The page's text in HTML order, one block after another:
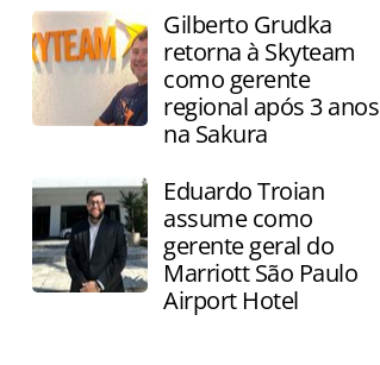
Gilberto Grudka
retorna à Skyteam
como gerente
regional após 3 anos
na Sakura
Eduardo Troian
assume como
gerente geral do
Marriott São Paulo
Airport Hotel